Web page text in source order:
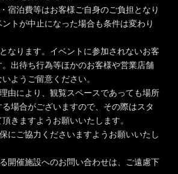
宿泊費等はお客様ご自身のご負担となり
トが中止になった場合も条件は変わり
なります。イベントに参加されないお客
出待ち行為等ほかのお客様や営業店舗
ようご留意ください。
由により、観覧スペースであっても場所
場合がございますので、その際はスタ
きますようお願いいたします。
にご協力くださいますようお願いいたし
開催施設へのお問い合わせは、ご遠慮下